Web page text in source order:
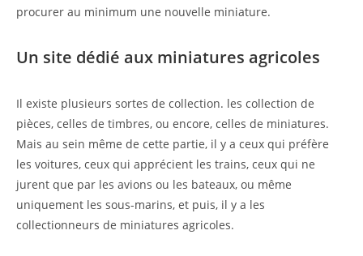
procurer au minimum une nouvelle miniature.
Un site dédié aux miniatures agricoles
Il existe plusieurs sortes de collection. les collection de
pièces, celles de timbres, ou encore, celles de miniatures.
Mais au sein même de cette partie, il y a ceux qui préfère
les voitures, ceux qui apprécient les trains, ceux qui ne
jurent que par les avions ou les bateaux, ou même
uniquement les sous-marins, et puis, il y a les
collectionneurs de miniatures agricoles.